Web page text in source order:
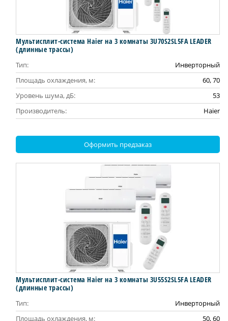
Мультисплит-система Haier на 3 комнаты 3U70S2SL5FA LEADER
(длинные трассы)
Тип:
Инверторный
Площадь охлаждения, м:
60, 70
Уровень шума, дБ:
53
Производитель:
Haier
Оформить предзаказ
Мультисплит-система Haier на 3 комнаты 3U55S2SL5FA LEADER
(длинные трассы)
Тип:
Инверторный
Площадь охлаждения, м:
50, 60